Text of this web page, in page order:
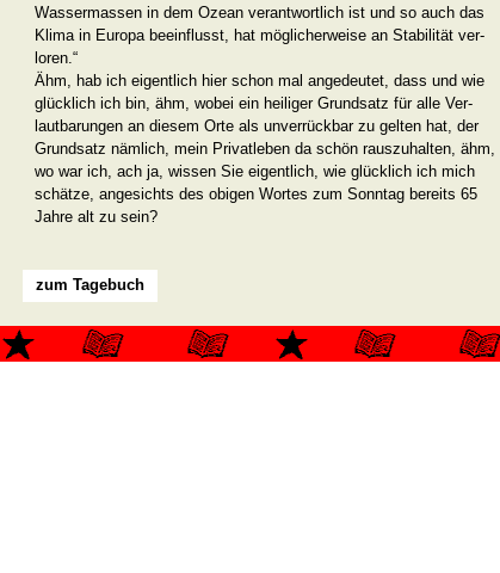
Wassermassen in dem Ozean verantwortlich ist und so auch das
Klima in Europa beeinflusst, hat möglicherweise an Stabilität ver­
loren.“
Ähm, hab ich eigentlich hier schon mal angedeutet, dass und wie
glücklich ich bin, ähm, wobei ein heiliger Grundsatz für alle Ver­
lautbarungen an diesem Orte als unverrückbar zu gelten hat, der
Grundsatz nämlich, mein Privatleben da schön rauszuhalten, ähm,
wo war ich, ach ja, wissen Sie eigentlich, wie glücklich ich mich
schätze, angesichts des obigen Wortes zum Sonntag bereits 65
Jahre alt zu sein?
zum Tagebuch